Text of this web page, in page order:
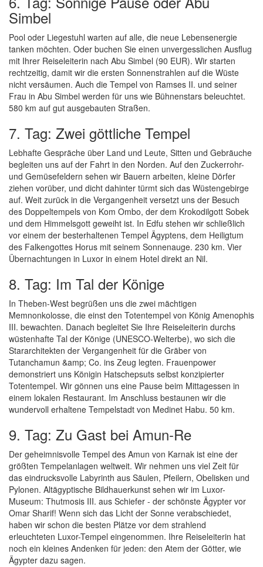
Simbel
Pool oder Liegestuhl warten auf alle, die neue Lebensenergie
tanken möchten. Oder buchen Sie einen unvergesslichen Ausflug
mit Ihrer Reiseleiterin nach Abu Simbel (90 EUR). Wir starten
rechtzeitig, damit wir die ersten Sonnenstrahlen auf die Wüste
nicht versäumen. Auch die Tempel von Ramses II. und seiner
Frau in Abu Simbel werden für uns wie Bühnenstars beleuchtet.
580 km auf gut ausgebauten Straßen.
7. Tag: Zwei göttliche Tempel
Lebhafte Gespräche über Land und Leute, Sitten und Gebräuche
begleiten uns auf der Fahrt in den Norden. Auf den Zuckerrohr-
und Gemüsefeldern sehen wir Bauern arbeiten, kleine Dörfer
ziehen vorüber, und dicht dahinter türmt sich das Wüstengebirge
auf. Weit zurück in die Vergangenheit versetzt uns der Besuch
des Doppeltempels von Kom Ombo, der dem Krokodilgott Sobek
und dem Himmelsgott geweiht ist. In Edfu stehen wir schließlich
vor einem der besterhaltenen Tempel Ägyptens, dem Heiligtum
des Falkengottes Horus mit seinem Sonnenauge. 230 km. Vier
Übernachtungen in Luxor in einem Hotel direkt an Nil.
8. Tag: Im Tal der Könige
In Theben-West begrüßen uns die zwei mächtigen
Memnonkolosse, die einst den Totentempel von König Amenophis
III. bewachten. Danach begleitet Sie Ihre Reiseleiterin durchs
wüstenhafte Tal der Könige (UNESCO-Welterbe), wo sich die
Stararchitekten der Vergangenheit für die Gräber von
Tutanchamun &amp; Co. ins Zeug legten. Frauenpower
demonstriert uns Königin Hatschepsuts selbst konzipierter
Totentempel. Wir gönnen uns eine Pause beim Mittagessen in
einem lokalen Restaurant. Im Anschluss bestaunen wir die
wundervoll erhaltene Tempelstadt von Medinet Habu. 50 km.
9. Tag: Zu Gast bei Amun-Re
Der geheimnisvolle Tempel des Amun von Karnak ist eine der
größten Tempelanlagen weltweit. Wir nehmen uns viel Zeit für
das eindrucksvolle Labyrinth aus Säulen, Pfeilern, Obelisken und
Pylonen. Altägyptische Bildhauerkunst sehen wir im Luxor-
Museum: Thutmosis III. aus Schiefer - der schönste Ägypter vor
Omar Sharif! Wenn sich das Licht der Sonne verabschiedet,
haben wir schon die besten Plätze vor dem strahlend
erleuchteten Luxor-Tempel eingenommen. Ihre Reiseleiterin hat
noch ein kleines Andenken für jeden: den Atem der Götter, wie
Ägypter dazu sagen.